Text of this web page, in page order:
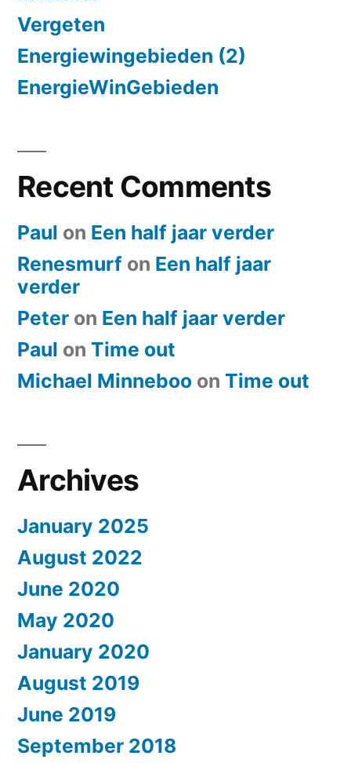
Vergeten
Energiewingebieden (2)
EnergieWinGebieden
Recent Comments
Paul on Een half jaar verder
Renesmurf on Een half jaar
verder
Peter on Een half jaar verder
Paul on ​Time out
Michael Minneboo on ​Time out
Archives
January 2025
August 2022
June 2020
May 2020
January 2020
August 2019
June 2019
September 2018